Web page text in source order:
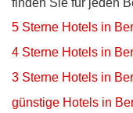
finden Sie für jeden
5 Sterne Hotels in
4 Sterne Hotels in
3 Sterne Hotels in
günstige Hotels in